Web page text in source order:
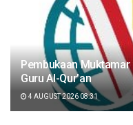
Pembukaan Muktamar
Guru Al-Qur’an
4 AUGUST 2026 08:31